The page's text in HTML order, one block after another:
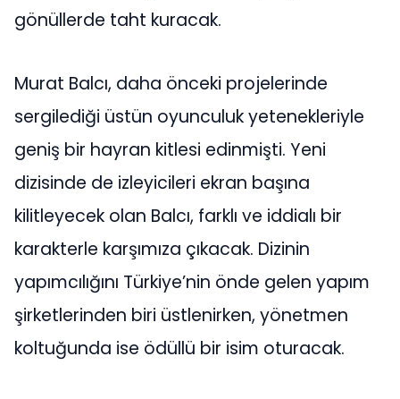
gönüllerde taht kuracak.
Murat Balcı, daha önceki projelerinde
sergilediği üstün oyunculuk yetenekleriyle
geniş bir hayran kitlesi edinmişti. Yeni
dizisinde de izleyicileri ekran başına
kilitleyecek olan Balcı, farklı ve iddialı bir
karakterle karşımıza çıkacak. Dizinin
yapımcılığını Türkiye’nin önde gelen yapım
şirketlerinden biri üstlenirken, yönetmen
koltuğunda ise ödüllü bir isim oturacak.